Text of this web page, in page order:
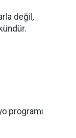
değil,
programı